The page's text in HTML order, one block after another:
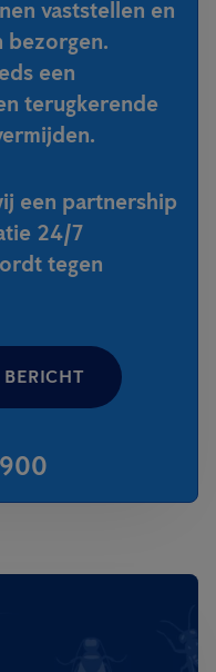
vaststellen en
bezorgen.
een
terugkerende
een partnership
24/7
tegen